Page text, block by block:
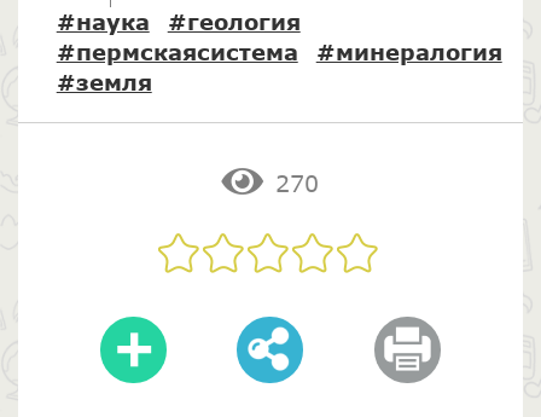
#наука
#геология
#пермскаясистема
#минералогия
#земля
270